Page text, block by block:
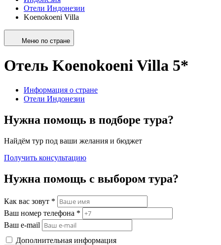
Отели Индонезии
Koenokoeni Villa
Меню по стране
Отель Koenokoeni Villa 5*
Информация о стране
Отели Индонезии
Нужна помощь в подборе тура?
Найдём тур под ваши желания и бюджет
Получить консультацию
Нужна помощь с выбором тура?
Как вас зовут *
Ваш номер телефона *
Ваш e-mail
Дополнительная информация